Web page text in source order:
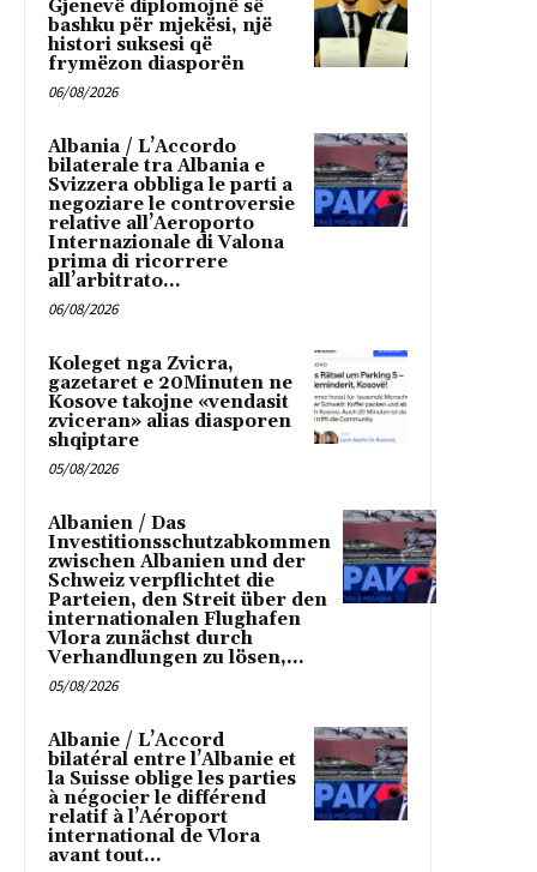
Gjenevë diplomojnë së
bashku për mjekësi, një
histori suksesi që
frymëzon diasporën
06/08/2026
Albania / L’Accordo
bilaterale tra Albania e
Svizzera obbliga le parti a
negoziare le controversie
relative all’Aeroporto
Internazionale di Valona
prima di ricorrere
all’arbitrato...
06/08/2026
Koleget nga Zvicra,
gazetaret e 20Minuten ne
Kosove takojne «vendasit
zviceran» alias diasporen
shqiptare
05/08/2026
Albanien / Das
Investitionsschutzabkommen
zwischen Albanien und der
Schweiz verpflichtet die
Parteien, den Streit über den
internationalen Flughafen
Vlora zunächst durch
Verhandlungen zu lösen,...
05/08/2026
Albanie / L’Accord
bilatéral entre l’Albanie et
la Suisse oblige les parties
à négocier le différend
relatif à l’Aéroport
international de Vlora
avant tout...